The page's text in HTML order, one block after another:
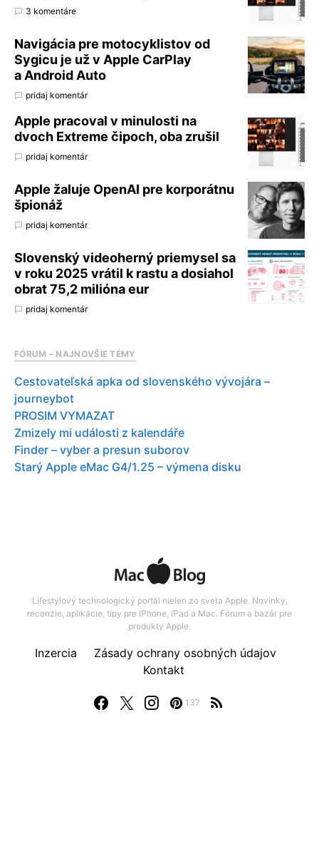
3 komentáre
Navigácia pre motocyklistov od
Sygicu je už v Apple CarPlay
a Android Auto
pridaj komentár
Apple pracoval v minulosti na
dvoch Extreme čipoch, oba zrušil
pridaj komentár
Apple žaluje OpenAI pre korporátnu
špionáž
pridaj komentár
Slovenský videoherný priemysel sa
v roku 2025 vrátil k rastu a dosiahol
obrat 75,2 milióna eur
pridaj komentár
FÓRUM – NAJNOVŠIE TÉMY
Cestovateľská apka od slovenského vývojára –
journeybot
PROSIM VYMAZAT
Zmizely mi události z kalendáře
Finder – vyber a presun suborov
Starý Apple eMac G4/1.25 – výmena disku
Lifestylový technologický portál nielen zo sveta Apple. Novinky,
recenzie, aplikácie, tipy pre iPhone, iPad a Mac. Fórum a bazár pre
produkty Apple.
137
Inzercia
Zásady ochrany osobných údajov
Kontakt